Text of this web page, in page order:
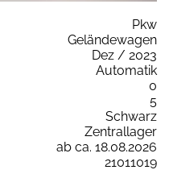
Pkw
Geländewagen
Dez / 2023
Automatik
0
5
Schwarz
Zentrallager
ab ca. 18.08.2026
21011019